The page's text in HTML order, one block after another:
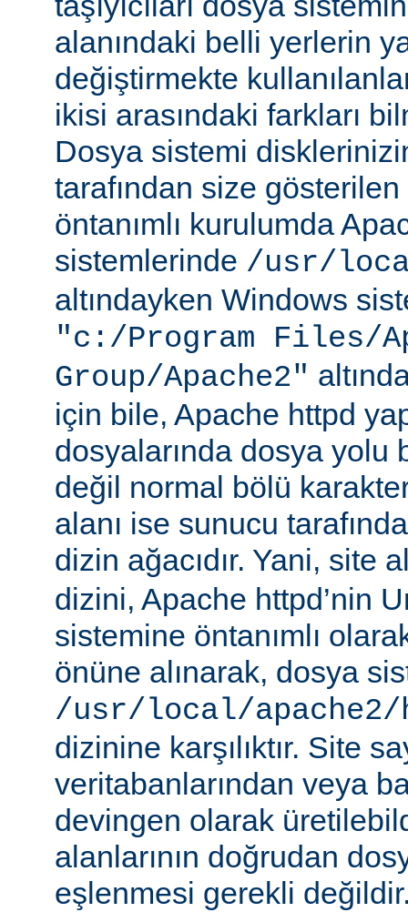
alanındaki belli yerlerin
değiştirmekte
ikisi arasındaki farkları
Dosya sistemi
tarafından size
öntanımlı kurulumda
sistemlerinde /usr/
altındayken Windows
"c:/Program Files/
Group/Apache2"
için bile, Apache httpd
dosyalarında dosya yolu
değil normal bölü
alanı ise sunucu
dizin ağacıdır. Yani, site
dizini, Apache httpd’nin
sistemine öntanımlı
önüne alınarak, dosya
/usr/local/
dizinine karşılıktır. Site
veritabanlarından veya
devingen olarak
alanlarının doğrudan
eşlenmesi gerekli